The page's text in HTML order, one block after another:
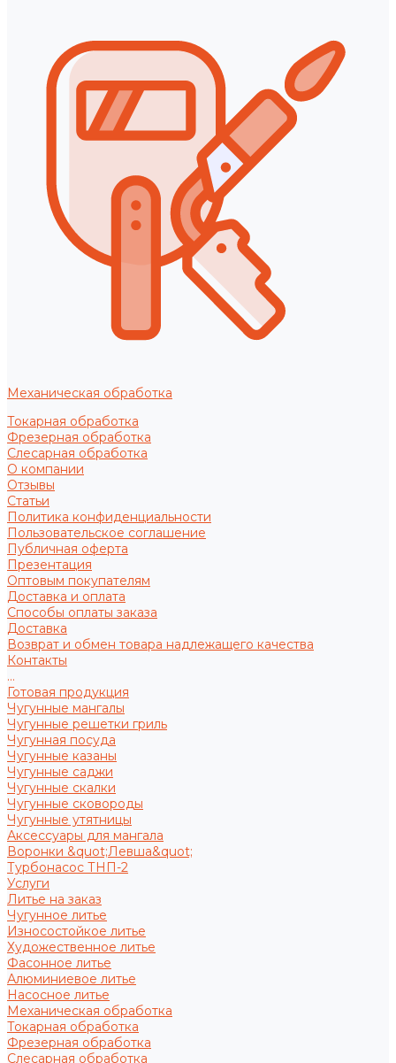
Механическая обработка
Токарная обработка
Фрезерная обработка
Слесарная обработка
О компании
Отзывы
Статьи
Политика конфиденциальности
Пользовательское соглашение
Публичная оферта
Презентация
Оптовым покупателям
Доставка и оплата
Способы оплаты заказа
Доставка
Возврат и обмен товара надлежащего качества
Контакты
...
Готовая продукция
Чугунные мангалы
Чугунные решетки гриль
Чугунная посуда
Чугунные казаны
Чугунные саджи
Чугунные скалки
Чугунные сковороды
Чугунные утятницы
Аксессуары для мангала
Воронки &quot;Левша&quot;
Турбонасос ТНП-2
Услуги
Литье на заказ
Чугунное литье
Износостойкое литье
Художественное литье
Фасонное литье
Алюминиевое литье
Насосное литье
Механическая обработка
Токарная обработка
Фрезерная обработка
Слесарная обработка